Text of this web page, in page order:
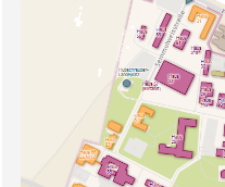
Sicherheitsabfrage: